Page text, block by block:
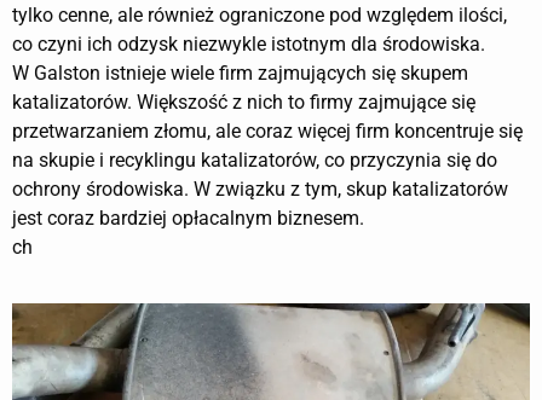
tylko cenne, ale również ograniczone pod względem ilości,
co czyni ich odzysk niezwykle istotnym dla środowiska.
W Galston istnieje wiele firm zajmujących się skupem
katalizatorów. Większość z nich to firmy zajmujące się
przetwarzaniem złomu, ale coraz więcej firm koncentruje się
na skupie i recyklingu katalizatorów, co przyczynia się do
ochrony środowiska. W związku z tym, skup katalizatorów
jest coraz bardziej opłacalnym biznesem.
ch